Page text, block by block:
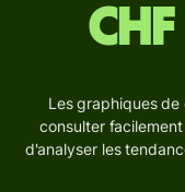
Les graphiques
consulter
d'analyser les